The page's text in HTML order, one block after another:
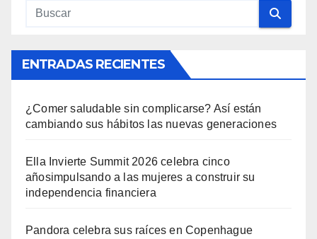
ENTRADAS RECIENTES
¿Comer saludable sin complicarse? Así están
cambiando sus hábitos las nuevas generaciones
Ella Invierte Summit 2026 celebra cinco
añosimpulsando a las mujeres a construir su
independencia financiera
Pandora celebra sus raíces en Copenhague